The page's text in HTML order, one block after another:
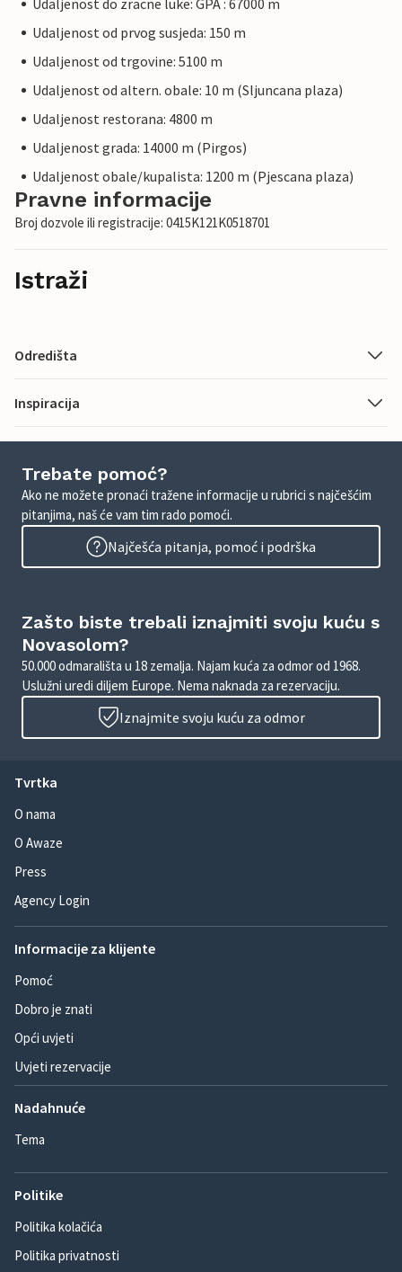
Udaljenost do zracne luke: GPA : 67000 m
Udaljenost od prvog susjeda: 150 m
Udaljenost od trgovine: 5100 m
Udaljenost od altern. obale: 10 m (Sljuncana plaza)
Udaljenost restorana: 4800 m
Udaljenost grada: 14000 m (Pirgos)
Udaljenost obale/kupalista: 1200 m (Pjescana plaza)
Pravne informacije
Broj dozvole ili registracije: 0415K121K0518701
Istraži
Odredišta
Inspiracija
Trebate pomoć?
Ako ne možete pronaći tražene informacije u rubrici s najčešćim
pitanjima, naš će vam tim rado pomoći.
Najčešća pitanja, pomoć i podrška
Zašto biste trebali iznajmiti svoju kuću s
Novasolom?
50.000 odmarališta u 18 zemalja. Najam kuća za odmor od 1968.
Uslužni uredi diljem Europe. Nema naknada za rezervaciju.
Iznajmite svoju kuću za odmor
Tvrtka
O nama
O Awaze
Press
Agency Login
Informacije za klijente
Pomoć
Dobro je znati
Opći uvjeti
Uvjeti rezervacije
Nadahnuće
Tema
Politike
Politika kolačića
Politika privatnosti